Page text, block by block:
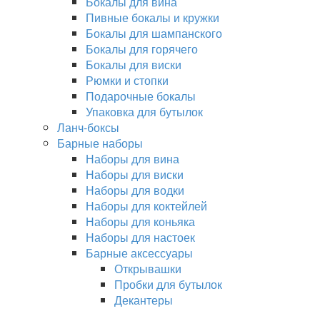
Пивные бокалы и кружки
Бокалы для шампанского
Бокалы для горячего
Бокалы для виски
Рюмки и стопки
Подарочные бокалы
Упаковка для бутылок
Ланч-боксы
Барные наборы
Наборы для вина
Наборы для виски
Наборы для водки
Наборы для коктейлей
Наборы для коньяка
Наборы для настоек
Барные аксессуары
Открывашки
Пробки для бутылок
Декантеры